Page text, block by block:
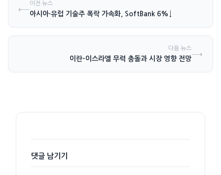
←이전 뉴스
아시아·유럽 기술주 폭락 가속화, SoftBank 6%↓
다음 뉴스
이란-이스라엘 무력 충돌과 시장 영향 전망→
댓글 남기기